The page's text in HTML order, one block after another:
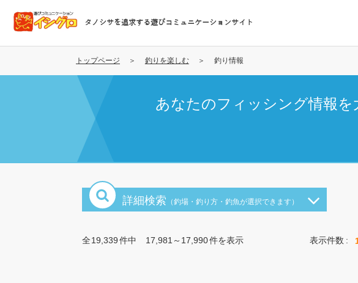
コ
テ
タノシサを追求する遊びコミュニケーションサイト
トップページ 釣りを楽しむ 釣り情報
あなたのフィッシング情報を
詳細検索 （釣場・釣り方・釣魚が選択できます）
全19,339件中 17,981～17,990件を表示 表示件数